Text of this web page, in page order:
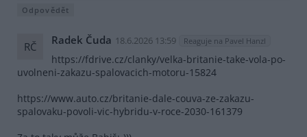
Odpovědět
RČ Radek Čuda 18.6.2026 13:59 Reaguje na Pavel Hanzl
https://fdrive.cz/clanky/velka-britanie-take-vola-po-
uvolneni-zakazu-spalovacich-motoru-15824
https://www.auto.cz/britanie-dale-couva-ze-zakazu-
spalovaku-povoli-vic-hybridu-v-roce-2030-161379